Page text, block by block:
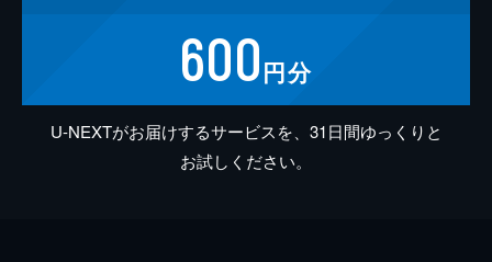
600円分
U-NEXTがお届けするサービスを、31日間ゆっくりと
お試しください。